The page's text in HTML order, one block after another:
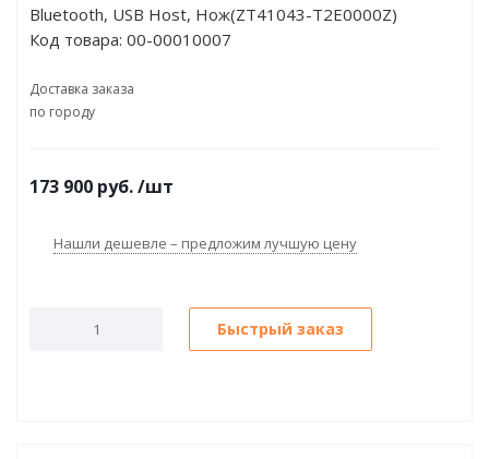
Bluetooth, USB Host, Нож(ZT41043-T2E0000Z)
Код товара: 00-00010007
Доставка заказа
по городу
173 900 руб./шт
Нашли дешевле – предложим лучшую цену
Быстрый заказ